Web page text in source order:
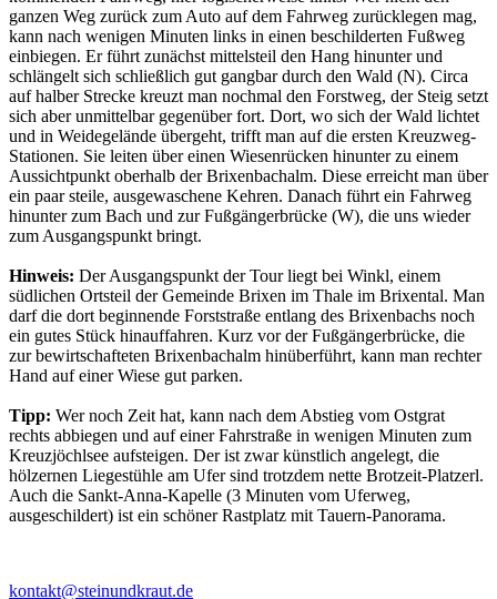
ganzen Weg zurück zum Auto auf dem Fahrweg zurücklegen mag,
kann nach wenigen Minuten links in einen beschilderten Fußweg
einbiegen. Er führt zunächst mittelsteil den Hang hinunter und
schlängelt sich schließlich gut gangbar durch den Wald (N). Circa
auf halber Strecke kreuzt man nochmal den Forstweg, der Steig setzt
sich aber unmittelbar gegenüber fort. Dort, wo sich der Wald lichtet
und in Weidegelände übergeht, trifft man auf die ersten Kreuzweg-
Stationen. Sie leiten über einen Wiesenrücken hinunter zu einem
Aussichtpunkt oberhalb der Brixenbachalm. Diese erreicht man über
ein paar steile, ausgewaschene Kehren. Danach führt ein Fahrweg
hinunter zum Bach und zur Fußgängerbrücke (W), die uns wieder
zum Ausgangspunkt bringt.
Hinweis: Der Ausgangspunkt der Tour liegt bei Winkl, einem
südlichen Ortsteil der Gemeinde Brixen im Thale im Brixental. Man
darf die dort beginnende Forststraße entlang des Brixenbachs noch
ein gutes Stück hinauffahren. Kurz vor der Fußgängerbrücke, die
zur bewirtschafteten Brixenbachalm hinüberführt, kann man rechter
Hand auf einer Wiese gut parken.
Tipp: Wer noch Zeit hat, kann nach dem Abstieg vom Ostgrat
rechts abbiegen und auf einer Fahrstraße in wenigen Minuten zum
Kreuzjöchlsee aufsteigen. Der ist zwar künstlich angelegt, die
hölzernen Liegestühle am Ufer sind trotzdem nette Brotzeit-Platzerl.
Auch die Sankt-Anna-Kapelle (3 Minuten vom Uferweg,
ausgeschildert) ist ein schöner Rastplatz mit Tauern-Panorama.
kontakt@steinundkraut.de